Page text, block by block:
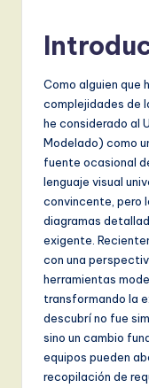
T
d
in
Como alguien que
complejidades de
he considerado al
Modelado) como
fuente ocasional
lenguaje visual
convincente, pero
diagramas
exigente.
con una
herramientas
transformando la
descubrí no fue
sino un cambio
equipos pueden
recopilación de